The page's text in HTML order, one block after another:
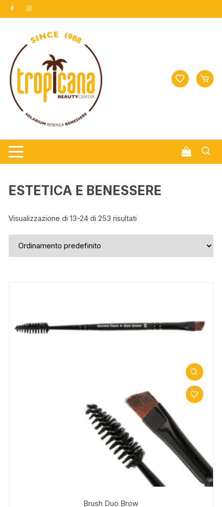
al
ESTETICA E BENESSERE
Visualizzazione di 13-24 di 253 risultati
Brush Duo Brow